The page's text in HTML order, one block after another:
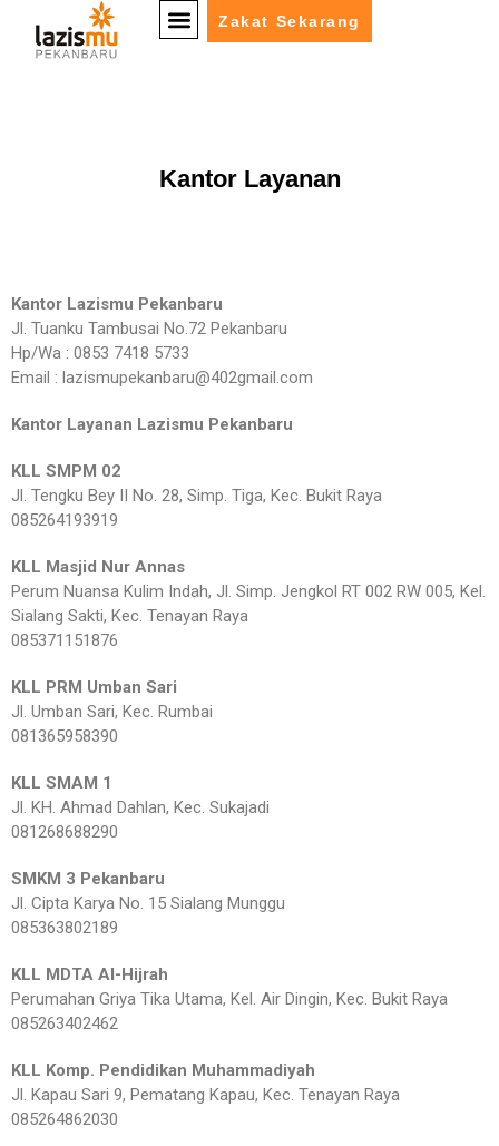
Zakat Sekarang
Kantor Layanan
Kantor Lazismu Pekanbaru
Jl. Tuanku Tambusai No.72 Pekanbaru
Hp/Wa : 0853 7418 5733
Email : lazismupekanbaru@402gmail.com
Kantor Layanan Lazismu Pekanbaru
KLL SMPM 02
Jl. Tengku Bey II No. 28, Simp. Tiga, Kec. Bukit Raya
085264193919
KLL Masjid Nur Annas
Perum Nuansa Kulim Indah, Jl. Simp. Jengkol RT 002 RW 005, Kel.
Sialang Sakti, Kec. Tenayan Raya
085371151876
KLL PRM Umban Sari
Jl. Umban Sari, Kec. Rumbai
081365958390
KLL SMAM 1
Jl. KH. Ahmad Dahlan, Kec. Sukajadi
081268688290
SMKM 3 Pekanbaru
Jl. Cipta Karya No. 15 Sialang Munggu
085363802189
KLL MDTA Al-Hijrah
Perumahan Griya Tika Utama, Kel. Air Dingin, Kec. Bukit Raya
085263402462
KLL Komp. Pendidikan Muhammadiyah
Jl. Kapau Sari 9, Pematang Kapau, Kec. Tenayan Raya
085264862030